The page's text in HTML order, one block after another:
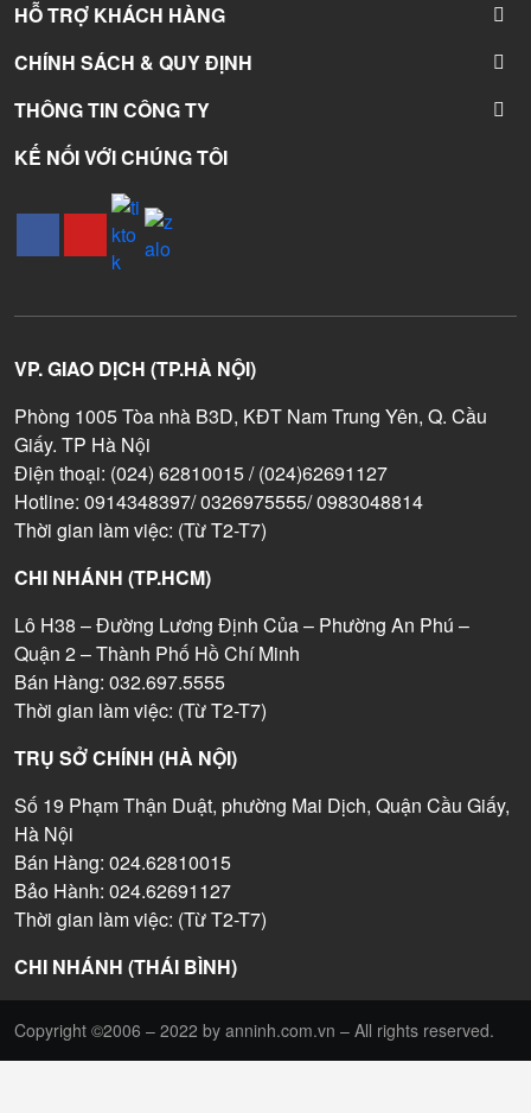
HỖ TRỢ KHÁCH HÀNG
CHÍNH SÁCH & QUY ĐỊNH
THÔNG TIN CÔNG TY
KẾ NỐI VỚI CHÚNG TÔI
VP. GIAO DỊCH (TP.HÀ NỘI)
Phòng 1005 Tòa nhà B3D, KĐT Nam Trung Yên, Q. Cầu
Giấy. TP Hà Nội
Điện thoại: (024) 62810015 / (024)62691127
Hotline: 0914348397/ 0326975555/ 0983048814
Thời gian làm việc: (Từ T2-T7)
CHI NHÁNH (TP.HCM)
Lô H38 – Đường Lương Định Của – Phường An Phú –
Quận 2 – Thành Phố Hồ Chí Minh
Bán Hàng: 032.697.5555
Thời gian làm việc: (Từ T2-T7)
TRỤ SỞ CHÍNH (HÀ NỘI)
Số 19 Phạm Thận Duật, phường Mai Dịch, Quận Cầu Giấy,
Hà Nội
Bán Hàng: 024.62810015
Bảo Hành: 024.62691127
Thời gian làm việc: (Từ T2-T7)
CHI NHÁNH (THÁI BÌNH)
Copyright ©2006 – 2022 by anninh.com.vn – All rights reserved.